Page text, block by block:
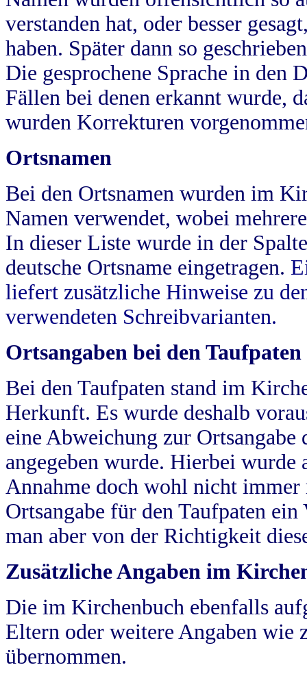
verstanden hat, oder besser
haben. Später dann so
Die gesprochene Sprache in
Fällen bei denen erkannt wurde,
wurden Korrekturen
Ortsnamen
Bei den Ortsnamen wurden im
Namen verwendet, wobei
In dieser Liste wurde in der
deutsche Ortsname eingetragen.
liefert zusätzliche Hinweise zu
verwendeten Schreibvarianten.
Ortsangaben bei den Taufpaten
Bei den Taufpaten stand im
Herkunft. Es wurde deshalb
eine Abweichung zur
angegeben wurde. Hierbei wurde
Annahme doch wohl nicht
Ortsangabe für den Taufpaten
man aber von der Richtigkeit
Zusätzliche Angaben im
Die im Kirchenbuch ebenfalls
Eltern oder weitere Angaben wie
übernommen.